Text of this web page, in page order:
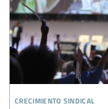
crecimiento sindical